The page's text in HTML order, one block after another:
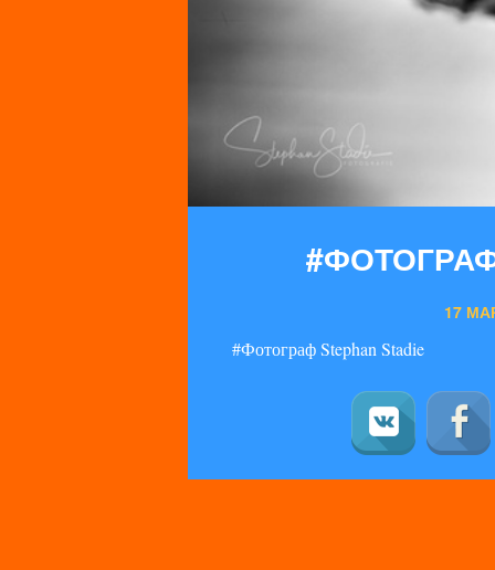
#ФОТОГРАФ
17
#Фотограф Stephan Stadie